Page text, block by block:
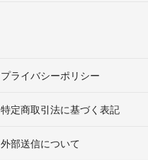
プライバシーポリシー
特定商取引法に基づく表記
外部送信について